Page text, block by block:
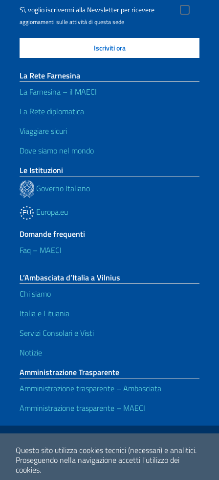
Questo sito utilizza cookies tecnici (necessari) e analitici.
Proseguendo nella navigazione accetti l'utilizzo dei
cookies.
Sì, voglio iscrivermi alla Newsletter per ricevere
aggiornamenti sulle attività di questa sede
La Rete Farnesina
La Farnesina – il MAECI
La Rete diplomatica
Viaggiare sicuri
Dove siamo nel mondo
Le Istituzioni
Governo Italiano
Europa.eu
Domande frequenti
Faq – MAECI
L’Ambasciata d’Italia a Vilnius
Chi siamo
Italia e Lituania
Servizi Consolari e Visti
Notizie
Amministrazione Trasparente
Amministrazione trasparente – Ambasciata
Amministrazione trasparente – MAECI
Link Utili